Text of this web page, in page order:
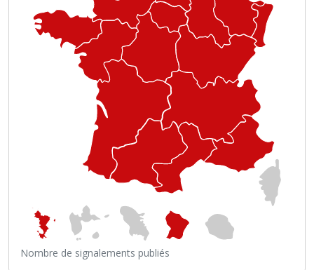
Nombre de signalements publiés